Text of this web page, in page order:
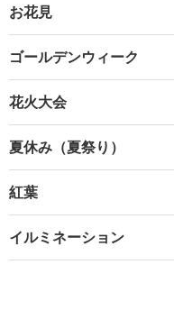
お花見
ゴールデンウィーク
花火大会
夏休み（夏祭り）
紅葉
イルミネーション